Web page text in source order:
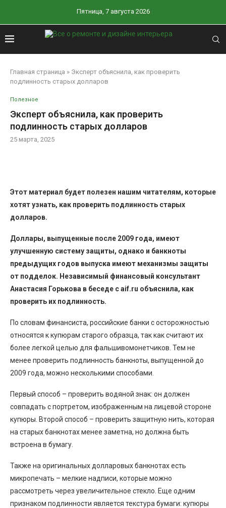
Пятница, 7 августа 2026
Главная страница » Эксперт объяснила, как проверить
подлинность старых долларов
Полезное
Эксперт объяснила, как проверить
подлинность старых долларов
25 марта, 2025
Этот материал будет полезен нашим читателям, которые
хотят узнать, как проверить подлинность старых
долларов.
Доллары, выпущенные после 2009 года, имеют
улучшенную систему защиты, однако и банкноты
предыдущих годов выпуска имеют механизмы защиты
от подделок. Независимый финансовый консультант
Анастасия Горькова в беседе с aif.ru объяснила, как
проверить их подлинность.
По словам финансиста, российские банки с осторожностью
относятся к купюрам старого образца, так как считают их
более легкой целью для фальшивомонетчиков. Тем не
менее проверить подлинность банкноты, выпущенной до
2009 года, можно несколькими способами.
Первый способ – проверить водяной знак: он должен
совпадать с портретом, изображенным на лицевой стороне
купюры. Второй способ – проверить защитную нить, которая
на старых банкнотах менее заметна, но должна быть
встроена в бумагу.
Также на оригинальных долларовых банкнотах есть
микропечать – мелкие надписи, которые можно
рассмотреть через увеличительное стекло. Еще одним
признаком подлинности является текстура бумаги: купюры